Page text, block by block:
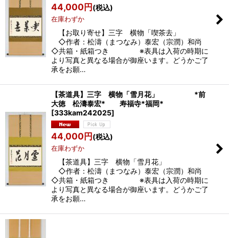
44,000円(税込)
在庫わずか
【お取り寄せ】三字 横物「喫茶去」
◇作者：松濤（まつなみ）泰宏（宗潤）和尚
◇共箱・紙箱つき ※表具は入荷の時期に
より写真と異なる場合が御座います。どうかご了
承をお願…
【茶道具】三字 横物「雪月花」 *前
大徳 松濤泰宏* 寿福寺*福岡*
[333kam242025]
44,000円(税込)
在庫わずか
【茶道具】三字 横物「雪月花」
◇作者：松濤（まつなみ）泰宏（宗潤）和尚
◇共箱・紙箱つき ※表具は入荷の時期に
より写真と異なる場合が御座います。どうかご了
承をお願…